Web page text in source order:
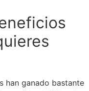
han ganado bastante